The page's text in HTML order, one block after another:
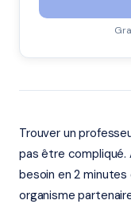
Trouver un
pas être
besoin en 2
organisme